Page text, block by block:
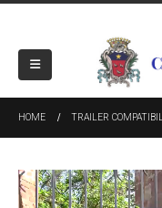
HOME TRAILER
Video
Player